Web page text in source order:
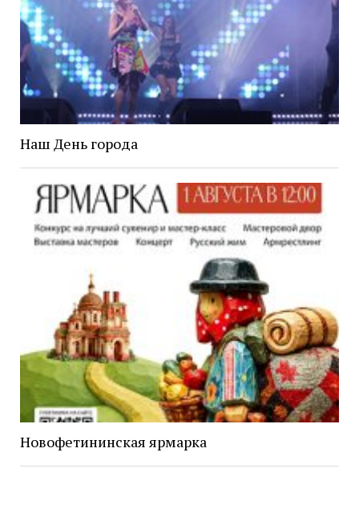
Наш День города
Новофетининская ярмарка